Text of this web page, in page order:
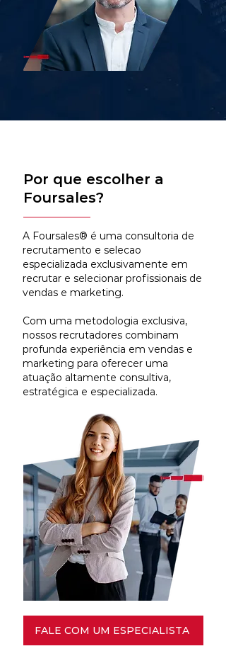
Por que escolher a
Foursales?
A Foursales® é uma consultoria de
recrutamento e selecao
especializada exclusivamente em
recrutar e selecionar profissionais de
vendas e marketing.
Com uma metodologia exclusiva,
nossos recrutadores combinam
profunda experiência em vendas e
marketing para oferecer uma
atuação altamente consultiva,
estratégica e especializada.
FALE COM UM ESPECIALISTA